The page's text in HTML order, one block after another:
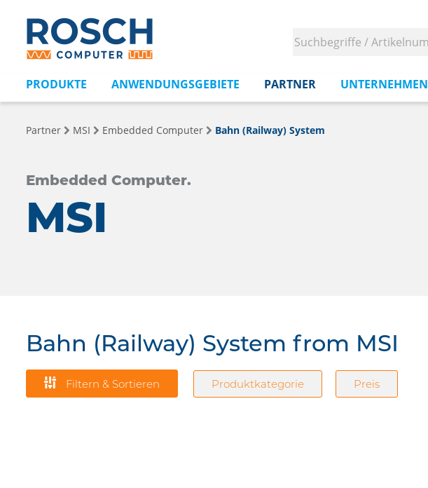
PRODUKTE ANWENDUNGSGEBIETE PARTNER UNTERNEHMEN
Partner MSI Embedded Computer Bahn (Railway) System
Embedded Computer.
MSI
Bahn (Railway) System from MSI
Filtern & Sortieren Produktkategorie Preis